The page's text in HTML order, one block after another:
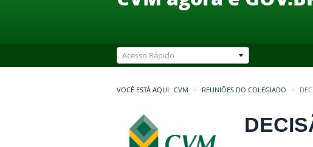
Acesso Rápido
VOCÊ ESTÁ AQUI: CVM REUNIÕES DO COLEGIADO